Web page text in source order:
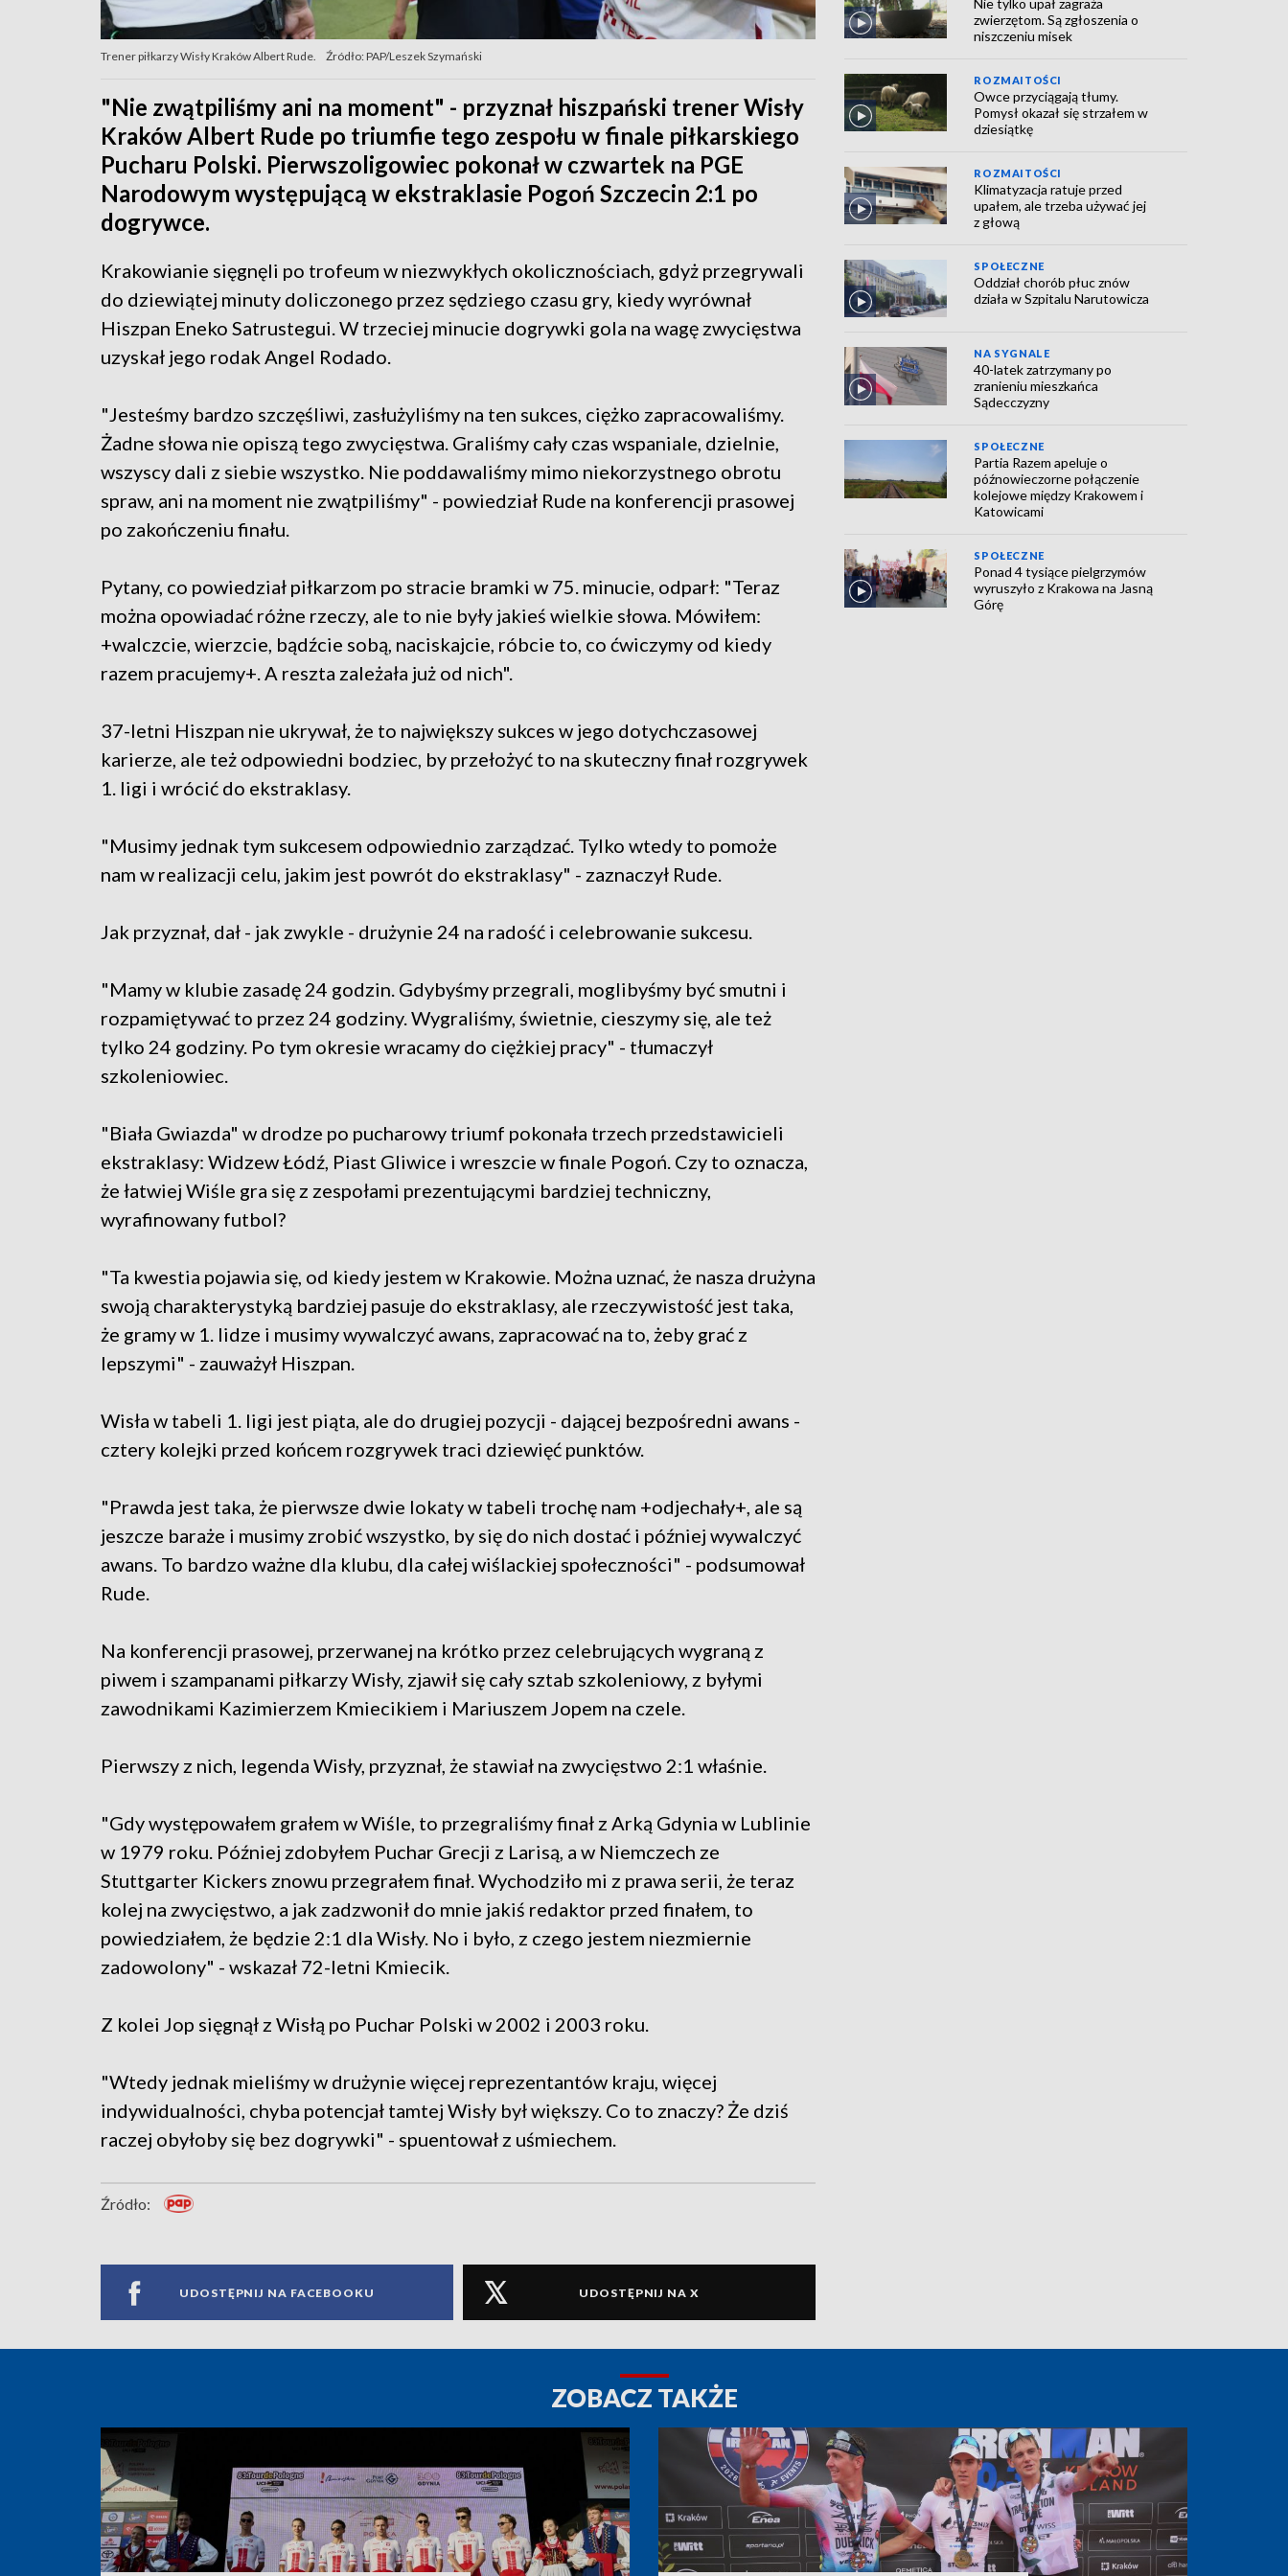
Trener piłkarzy Wisły Kraków Albert Rude. Źródło: PAP/Leszek Szymański
"Nie zwątpiliśmy ani na moment" - przyznał hiszpański trener Wisły
Kraków Albert Rude po triumfie tego zespołu w finale piłkarskiego
Pucharu Polski. Pierwszoligowiec pokonał w czwartek na PGE
Narodowym występującą w ekstraklasie Pogoń Szczecin 2:1 po
dogrywce.
Krakowianie sięgnęli po trofeum w niezwykłych okolicznościach, gdyż przegrywali
do dziewiątej minuty doliczonego przez sędziego czasu gry, kiedy wyrównał
Hiszpan Eneko Satrustegui. W trzeciej minucie dogrywki gola na wagę zwycięstwa
uzyskał jego rodak Angel Rodado.
"Jesteśmy bardzo szczęśliwi, zasłużyliśmy na ten sukces, ciężko zapracowaliśmy.
Żadne słowa nie opiszą tego zwycięstwa. Graliśmy cały czas wspaniale, dzielnie,
wszyscy dali z siebie wszystko. Nie poddawaliśmy mimo niekorzystnego obrotu
spraw, ani na moment nie zwątpiliśmy" - powiedział Rude na konferencji prasowej
po zakończeniu finału.
Pytany, co powiedział piłkarzom po stracie bramki w 75. minucie, odparł: "Teraz
można opowiadać różne rzeczy, ale to nie były jakieś wielkie słowa. Mówiłem:
+walczcie, wierzcie, bądźcie sobą, naciskajcie, róbcie to, co ćwiczymy od kiedy
razem pracujemy+. A reszta zależała już od nich".
37-letni Hiszpan nie ukrywał, że to największy sukces w jego dotychczasowej
karierze, ale też odpowiedni bodziec, by przełożyć to na skuteczny finał rozgrywek
1. ligi i wrócić do ekstraklasy.
"Musimy jednak tym sukcesem odpowiednio zarządzać. Tylko wtedy to pomoże
nam w realizacji celu, jakim jest powrót do ekstraklasy" - zaznaczył Rude.
Jak przyznał, dał - jak zwykle - drużynie 24 na radość i celebrowanie sukcesu.
"Mamy w klubie zasadę 24 godzin. Gdybyśmy przegrali, moglibyśmy być smutni i
rozpamiętywać to przez 24 godziny. Wygraliśmy, świetnie, cieszymy się, ale też
tylko 24 godziny. Po tym okresie wracamy do ciężkiej pracy" - tłumaczył
szkoleniowiec.
"Biała Gwiazda" w drodze po pucharowy triumf pokonała trzech przedstawicieli
ekstraklasy: Widzew Łódź, Piast Gliwice i wreszcie w finale Pogoń. Czy to oznacza,
że łatwiej Wiśle gra się z zespołami prezentującymi bardziej techniczny,
wyrafinowany futbol?
"Ta kwestia pojawia się, od kiedy jestem w Krakowie. Można uznać, że nasza drużyna
swoją charakterystyką bardziej pasuje do ekstraklasy, ale rzeczywistość jest taka,
że gramy w 1. lidze i musimy wywalczyć awans, zapracować na to, żeby grać z
lepszymi" - zauważył Hiszpan.
Wisła w tabeli 1. ligi jest piąta, ale do drugiej pozycji - dającej bezpośredni awans -
cztery kolejki przed końcem rozgrywek traci dziewięć punktów.
"Prawda jest taka, że pierwsze dwie lokaty w tabeli trochę nam +odjechały+, ale są
jeszcze baraże i musimy zrobić wszystko, by się do nich dostać i później wywalczyć
awans. To bardzo ważne dla klubu, dla całej wiślackiej społeczności" - podsumował
Rude.
Na konferencji prasowej, przerwanej na krótko przez celebrujących wygraną z
piwem i szampanami piłkarzy Wisły, zjawił się cały sztab szkoleniowy, z byłymi
zawodnikami Kazimierzem Kmiecikiem i Mariuszem Jopem na czele.
Pierwszy z nich, legenda Wisły, przyznał, że stawiał na zwycięstwo 2:1 właśnie.
"Gdy występowałem grałem w Wiśle, to przegraliśmy finał z Arką Gdynia w Lublinie
w 1979 roku. Później zdobyłem Puchar Grecji z Larisą, a w Niemczech ze
Stuttgarter Kickers znowu przegrałem finał. Wychodziło mi z prawa serii, że teraz
kolej na zwycięstwo, a jak zadzwonił do mnie jakiś redaktor przed finałem, to
powiedziałem, że będzie 2:1 dla Wisły. No i było, z czego jestem niezmiernie
zadowolony" - wskazał 72-letni Kmiecik.
Z kolei Jop sięgnął z Wisłą po Puchar Polski w 2002 i 2003 roku.
"Wtedy jednak mieliśmy w drużynie więcej reprezentantów kraju, więcej
indywidualności, chyba potencjał tamtej Wisły był większy. Co to znaczy? Że dziś
raczej obyłoby się bez dogrywki" - spuentował z uśmiechem.
Źródło:
UDOSTĘPNIJ NA FACEBOOKU UDOSTĘPNIJ NA X
zwierzętom. Są zgłoszenia o
niszczeniu misek
ROZMAITOŚCI
Owce przyciągają tłumy.
Pomysł okazał się strzałem w
dziesiątkę
ROZMAITOŚCI
Klimatyzacja ratuje przed
upałem, ale trzeba używać jej
z głową
SPOŁECZNE
Oddział chorób płuc znów
działa w Szpitalu Narutowicza
NA SYGNALE
40-latek zatrzymany po
zranieniu mieszkańca
Sądecczyzny
SPOŁECZNE
Partia Razem apeluje o
późnowieczorne połączenie
kolejowe między Krakowem i
Katowicami
SPOŁECZNE
Ponad 4 tysiące pielgrzymów
wyruszyło z Krakowa na Jasną
Górę
ZOBACZ TAKŻE